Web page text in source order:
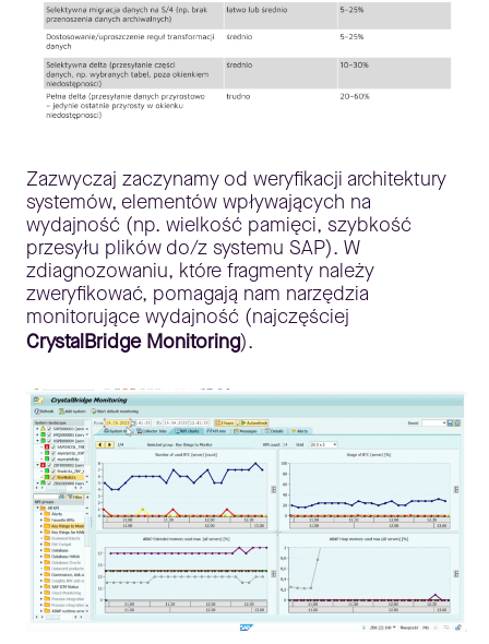
Zazwyczaj zaczynamy od weryfikacji architektury
systemów, elementów wpływających na
wydajność (np. wielkość pamięci, szybkość
przesyłu plików do/z systemu SAP). W
zdiagnozowaniu, które fragmenty należy
zweryfikować, pomagają nam narzędzia
monitorujące wydajność (najczęściej
CrystalBridge Monitoring).